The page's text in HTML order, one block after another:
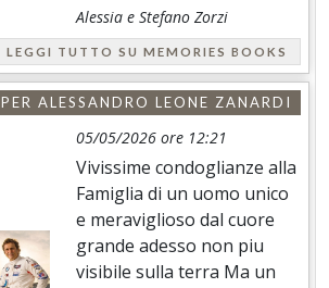
Alessia e Stefano Zorzi
LEGGI TUTTO SU MEMORIES BOOKS
PER ALESSANDRO LEONE ZANARDI
05/05/2026 ore 12:21
Vivissime condoglianze alla
Famiglia di un uomo unico
e meraviglioso dal cuore
grande adesso non piu
visibile sulla terra Ma un